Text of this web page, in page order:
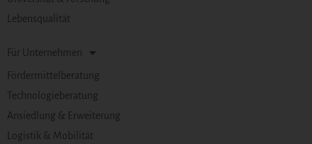
Lebensqualität
Für Unternehmen
Fördermittelberatung
Technologieberatung
Ansiedlung & Erweiterung
Logistik & Mobilität